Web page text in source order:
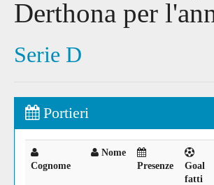
Derthona per
Serie D
Portieri
Cognome
Nome
Presenze
Goal
fatti